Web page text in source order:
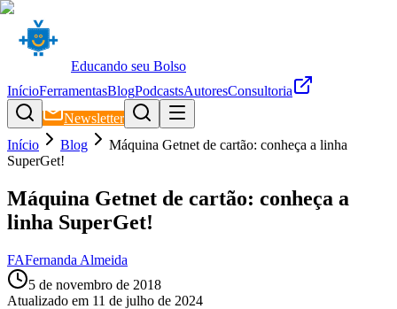
Educando seu Bolso
InícioFerramentasBlogPodcastsAutoresConsultoria
Newsletter
Início
Blog
Máquina Getnet de cartão: conheça a linha
SuperGet!
Máquina Getnet de cartão: conheça a
linha SuperGet!
FAFernanda Almeida
5 de novembro de 2018
Atualizado em 11 de julho de 2024